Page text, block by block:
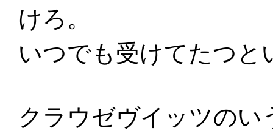
けろ。
いつでも受けてたつと
クラウゼヴイッツのい